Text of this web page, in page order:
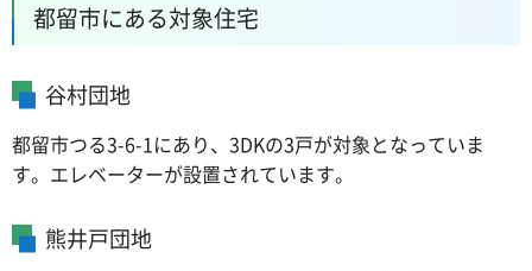
都留市にある対象住宅
谷村団地
都留市つる3-6-1にあり、3DKの3戸が対象となっていま
す。エレベーターが設置されています。
熊井戸団地